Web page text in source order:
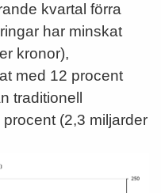
kvartal förra
har minskat
kronor),
med 12 procent
traditionell
(2,3 miljarder